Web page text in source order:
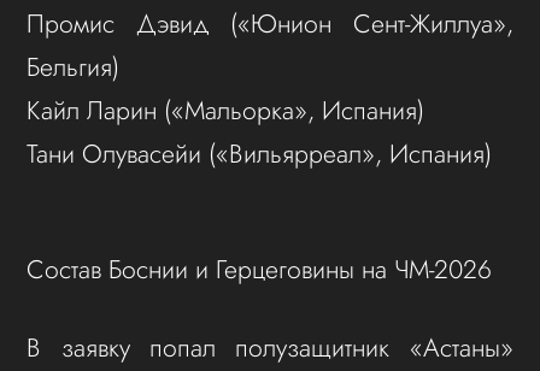
Промис Дэвид («Юнион Сент-Жиллуа»,
Бельгия)
Кайл Ларин («Мальорка», Испания)
Тани Олувасейи («Вильярреал», Испания)
Состав Боснии и Герцеговины на ЧМ-2026
В заявку попал полузащитник «Астаны»